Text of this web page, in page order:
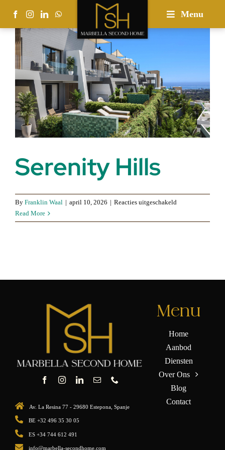
content
Menu
Serenity Hills
By Franklin Waal | april 10, 2026 | Reacties uitgeschakeld
Hills
Read More
Av. La Resina 77 - 29680 Estepona, Spanje
BE +32 496 35 30 05
ES +34 744 612 491
info@marbella-secondhome.com
Menu
Home
Aanbod
Diensten
Over Ons
Blog
Contact